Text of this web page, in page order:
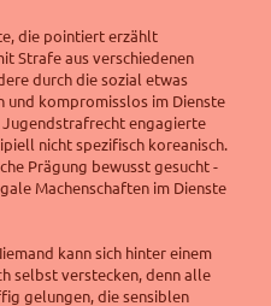
die pointiert erzählt
Strafe aus verschiedenen
durch die sozial etwas
und kompromisslos im Dienste
engagierte
nicht spezifisch koreanisch.
Prägung bewusst gesucht -
Machenschaften im Dienste
kann sich hinter einem
selbst verstecken, denn alle
gelungen, die sensiblen